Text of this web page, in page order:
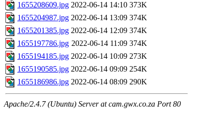
1655208609.jpg 2022-06-14 14:10 373K
1655204987.jpg 2022-06-14 13:09 374K
1655201385.jpg 2022-06-14 12:09 374K
1655197786.jpg 2022-06-14 11:09 374K
1655194185.jpg 2022-06-14 10:09 273K
1655190585.jpg 2022-06-14 09:09 254K
1655186986.jpg 2022-06-14 08:09 290K
Apache/2.4.7 (Ubuntu) Server at cam.gwx.co.za Port 80